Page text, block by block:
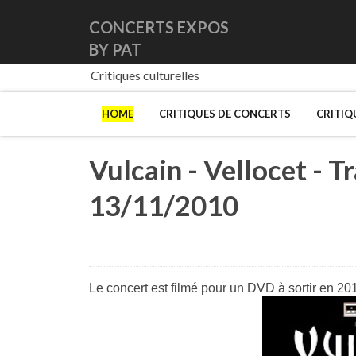
CONCERTS EXPOS
BY PAT
Critiques culturelles
HOME CRITIQUES DE CONCERTS
Vulcain - Vellocet -
13/11/2010
Le concert est filmé pour un DVD à sortir en